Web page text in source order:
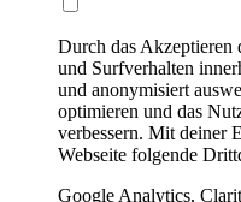
Durch das
und Surfverhalten
und anonymisiert
optimieren und das
verbessern. Mit deiner
Webseite folgende
Google Analytics,